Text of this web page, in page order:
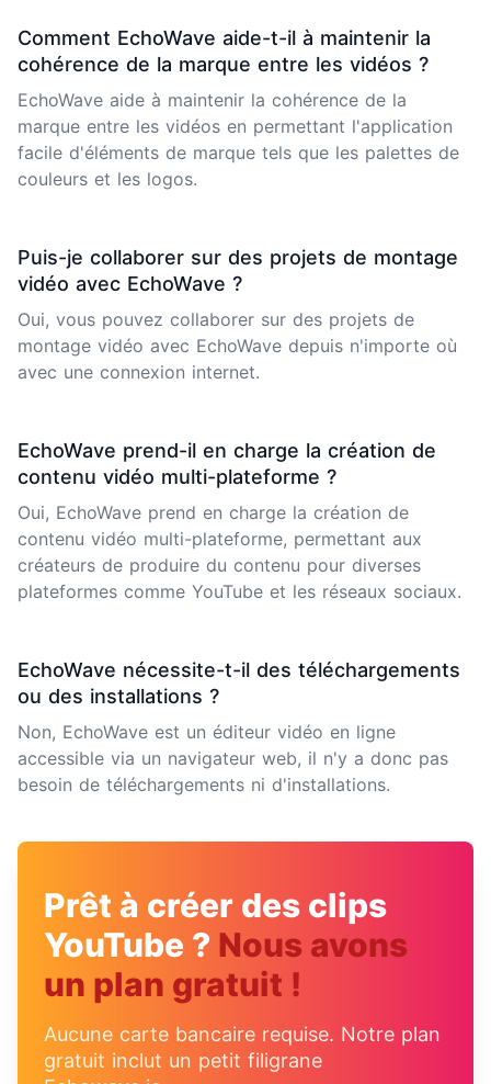
Comment EchoWave aide-t-il à maintenir la
cohérence de la marque entre les vidéos ?
EchoWave aide à maintenir la cohérence de la
marque entre les vidéos en permettant l'application
facile d'éléments de marque tels que les palettes de
couleurs et les logos.
Puis-je collaborer sur des projets de montage
vidéo avec EchoWave ?
Oui, vous pouvez collaborer sur des projets de
montage vidéo avec EchoWave depuis n'importe où
avec une connexion internet.
EchoWave prend-il en charge la création de
contenu vidéo multi-plateforme ?
Oui, EchoWave prend en charge la création de
contenu vidéo multi-plateforme, permettant aux
créateurs de produire du contenu pour diverses
plateformes comme YouTube et les réseaux sociaux.
EchoWave nécessite-t-il des téléchargements
ou des installations ?
Non, EchoWave est un éditeur vidéo en ligne
accessible via un navigateur web, il n'y a donc pas
besoin de téléchargements ni d'installations.
Prêt à créer des clips
YouTube ? Nous avons
un plan gratuit !
Aucune carte bancaire requise. Notre plan
gratuit inclut un petit filigrane